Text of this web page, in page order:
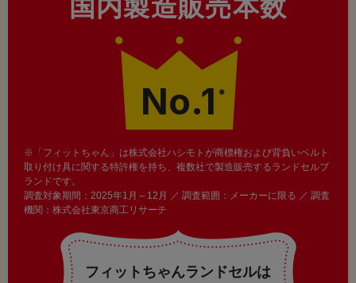
国内製造販売本数
No.1 ※
※「フィットちゃん」は株式会社ハシモトが商標権および背負いベルト
取り付け具に関する特許権を持ち、複数社で製造販売するランドセルブ
ランドです。
調査対象期間：2025年1月～12月 ／ 調査範囲：メーカーに限る ／ 調査
機関：株式会社東京商工リサーチ
フィットちゃんランドセルは